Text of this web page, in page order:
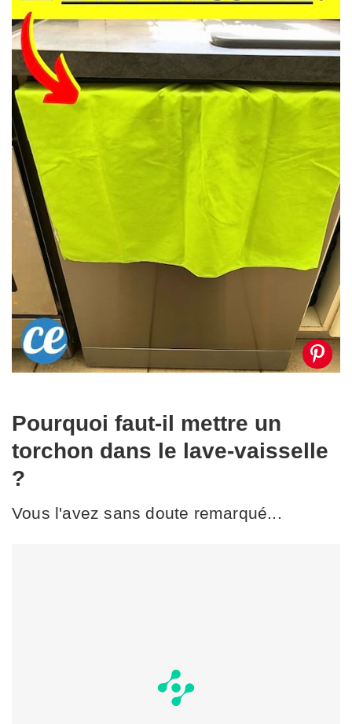
Pourquoi faut-il mettre un
torchon dans le lave-vaisselle
?
Vous l'avez sans doute remarqué...